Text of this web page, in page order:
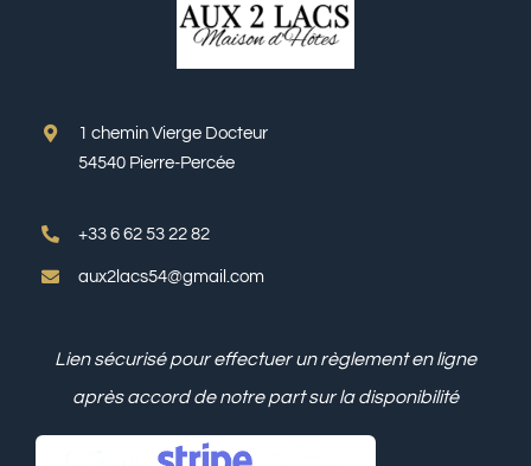
1 chemin Vierge Docteur
54540 Pierre-Percée
+33 6 62 53 22 82
aux2lacs54@gmail.com
Lien sécurisé pour effectuer un règlement en ligne
après accord de notre part sur la disponibilité